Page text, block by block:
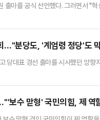
출마를 공식 선언했다. 그러면서 "
그런 혁신으로는 결코 통합할 수
…"분당도, '계엄령 정당'도
당대표 경선 출마를 시사했던 양
점점 적어지고 있고, 최고위원 선
보수 맏형' 국민의힘, 제 역